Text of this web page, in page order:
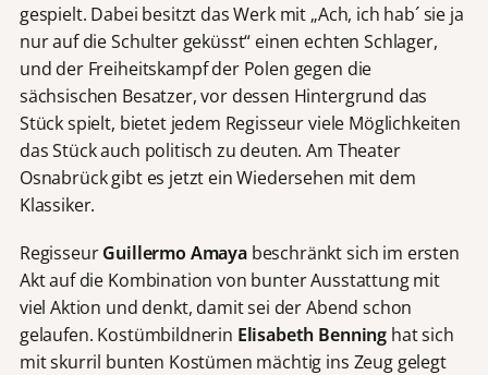
gespielt. Dabei besitzt das Werk mit „Ach, ich hab´ sie ja
nur auf die Schulter geküsst“ einen echten Schlager,
und der Freiheitskampf der Polen gegen die
sächsischen Besatzer, vor dessen Hintergrund das
Stück spielt, bietet jedem Regisseur viele Möglichkeiten
das Stück auch politisch zu deuten. Am Theater
Osnabrück gibt es jetzt ein Wiedersehen mit dem
Klassiker.
RegisseurGuillermo Amayabeschränkt sich im ersten
Akt auf die Kombination von bunter Ausstattung mit
viel Aktion und denkt, damit sei der Abend schon
gelaufen. Kostümbildnerin Elisabeth Benning hat sich
mit skurril bunten Kostümen mächtig ins Zeug gelegt